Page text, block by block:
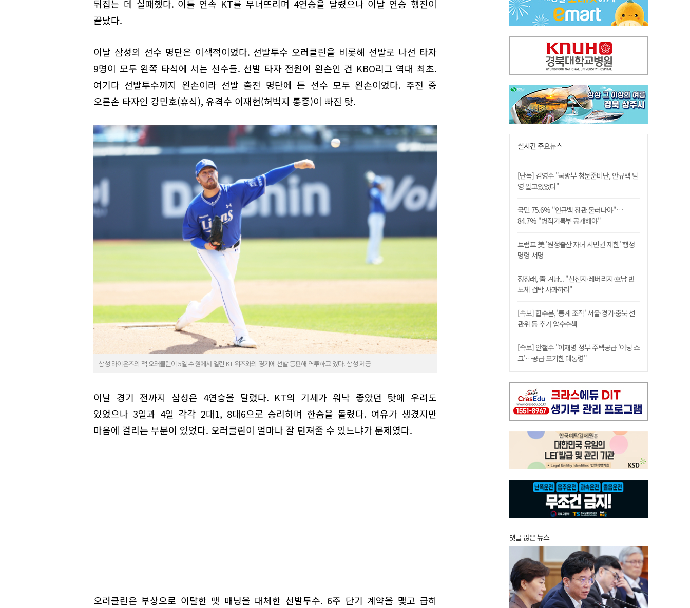
뒤집는 데 실패했다. 이틀 연속 KT를 무너뜨리며 4연승을 달렸으나 이날 연승 행진이
끝났다.
이날 삼성의 선수 명단은 이색적이었다. 선발투수 오러클린을 비롯해 선발로 나선 타자
9명이 모두 왼쪽 타석에 서는 선수들. 선발 타자 전원이 왼손인 건 KBO리그 역대 최초.
여기다 선발투수까지 왼손이라 선발 출전 명단에 든 선수 모두 왼손이었다. 주전 중
오른손 타자인 강민호(휴식), 유격수 이재현(허벅지 통증)이 빠진 탓.
삼성 라이온즈의 잭 오러클린이 5일 수원에서 열린 KT 위즈와의 경기에 선발 등판해 역투하고 있다. 삼성 제공
이날 경기 전까지 삼성은 4연승을 달렸다. KT의 기세가 워낙 좋았던 탓에 우려도
있었으나 3일과 4일 각각 2대1, 8대6으로 승리하며 한숨을 돌렸다. 여유가 생겼지만
마음에 걸리는 부분이 있었다. 오러클린이 얼마나 잘 던져줄 수 있느냐가 문제였다.
오러클린은 부상으로 이탈한 맷 매닝을 대체한 선발투수. 6주 단기 계약을 맺고 급히
[농지 전수조사 폐해] 실경작농·청년농 부담도 커진다
김주수 전 의성군수 공덕비 결국 철거… 문화재법 위반 원상복구
실시간 주요뉴스
[단독] 김영수 "국방부 청문준비단, 안규백 탈
영 알고있었다"
국민 75.6% "안규백 장관 물러나야"…
84.7% "병적기록부 공개해야"
트럼프 美 '원정출산 자녀 시민권 제한' 행정
명령 서명
정청래, 靑 겨냥... "신천지·레버리지·호남 반
도체 겁박 사과하라"
[속보] 합수본, '통계 조작' 서울·경기·충북 선
관위 등 추가 압수수색
[속보] 안철수 "이재명 정부 주택공급 '어닝 쇼
크'…공급 포기한 대통령"
댓글 많은 뉴스